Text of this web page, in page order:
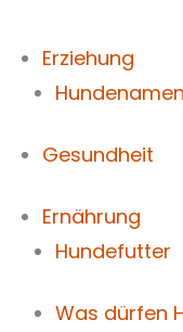
Erziehung
Hundenamen
Gesundheit
Ernährung
Hundefutter
Was dürfen